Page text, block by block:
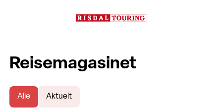
Reisemagasinet
Alle Aktuelt